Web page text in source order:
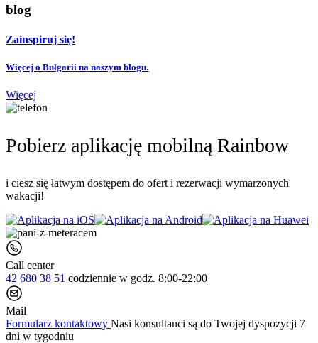
blog
Zainspiruj się!
Więcej o Bułgarii na naszym blogu.
Więcej
Pobierz aplikację mobilną Rainbow
i ciesz się łatwym dostępem do ofert i rezerwacji wymarzonych
wakacji!
Call center
42 680 38 51 codziennie w godz. 8:00-22:00
Mail
Formularz kontaktowy Nasi konsultanci są do Twojej dyspozycji 7
dni w tygodniu